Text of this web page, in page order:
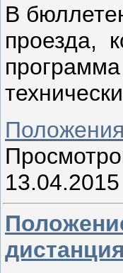
В
проезда,
13.04.2015